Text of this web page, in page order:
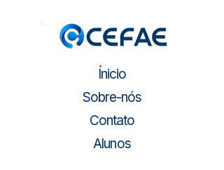
Ínicio
Sobre-nós
Contato
Alunos